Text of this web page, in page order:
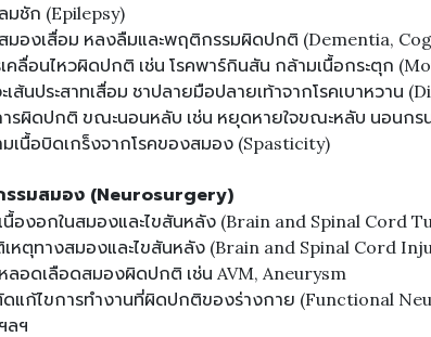
มชัก (Epilepsy)
มองเสื่อม หลงลืมและพฤติกรรมผิดปกติ (Dementia,
คลื่อนไหวผิดปกติ เช่น โรคพาร์กินสัน กล้ามเนื้อกระตุก
เส้นประสาทเสื่อม ชาปลายมือปลายเท้าจากโรคเบาหวาน
ารผิดปกติ ขณะนอนหลับ เช่น หยุดหายใจขณะหลับ นอนก
เนื้อบิดเกร็งจากโรคของสมอง (Spasticity)
รรมสมอง (Neurosurgery)
นื้องอกในสมองและไขสันหลัง (Brain and Spinal Cord
หตุทางสมองและไขสันหลัง (Brain and Spinal Cord
ลอดเลือดสมองผิดปกติ เช่น AVM, Aneurysm
แก้ไขการทำงานที่ผิดปกติของร่างกาย (Functional
ลฯ